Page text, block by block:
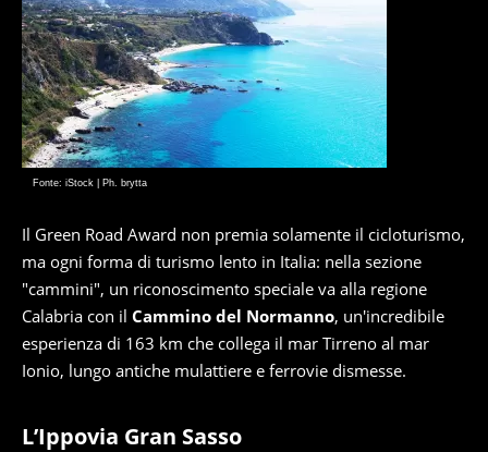
Fonte: iStock | Ph. brytta
Il Green Road Award non premia solamente il cicloturismo,
ma ogni forma di turismo lento in Italia: nella sezione
"cammini", un riconoscimento speciale va alla regione
Calabria con il Cammino del Normanno, un'incredibile
esperienza di 163 km che collega il mar Tirreno al mar
Ionio, lungo antiche mulattiere e ferrovie dismesse.
L’Ippovia Gran Sasso